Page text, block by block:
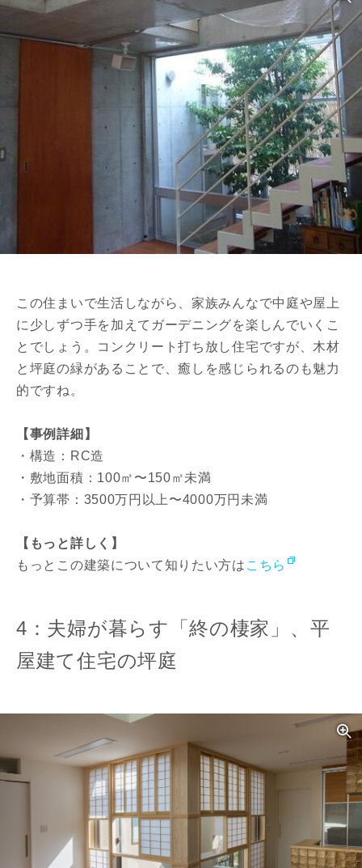
この住まいで生活しながら、家族みんなで中庭や屋上
に少しずつ手を加えてガーデニングを楽しんでいくこ
とでしょう。コンクリート打ち放し住宅ですが、木材
と坪庭の緑があることで、癒しを感じられるのも魅力
的ですね。
【事例詳細】
・構造：RC造
・敷地面積：100㎡〜150㎡未満
・予算帯：3500万円以上〜4000万円未満
【もっと詳しく】
もっとこの建築について知りたい方は こちら
4：夫婦が暮らす「終の棲家」、平
屋建て住宅の坪庭